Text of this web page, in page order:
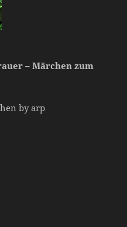
– Märchen zum
by arp